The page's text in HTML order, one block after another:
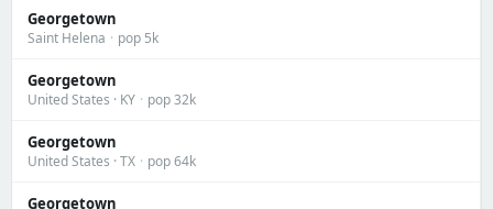
Georgetown
Saint Helena · pop 5k
Georgetown
United States · KY · pop 32k
Georgetown
United States · TX · pop 64k
Georgetown